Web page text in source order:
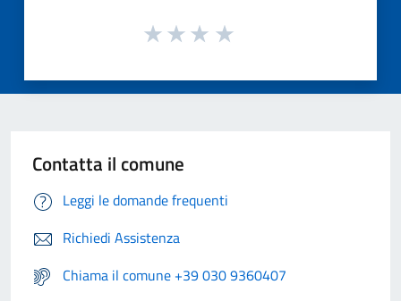
Contatta il comune
Leggi le domande frequenti
Richiedi Assistenza
Chiama il comune +39 030 9360407